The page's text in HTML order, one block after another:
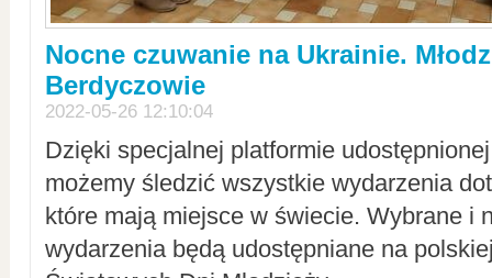
Nocne czuwanie na Ukrainie.
Berdyczowie
2022-05-26 12:10:04
Dzięki specjalnej platformie
możemy śledzić wszystkie wydarzenia
które mają miejsce w świecie. Wybrane i
wydarzenia będą udostępniane na